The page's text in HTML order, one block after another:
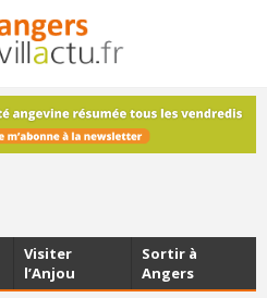
chaque vendredi dans
e-mail
Visiter
l’Anjou
Sortir à
Angers